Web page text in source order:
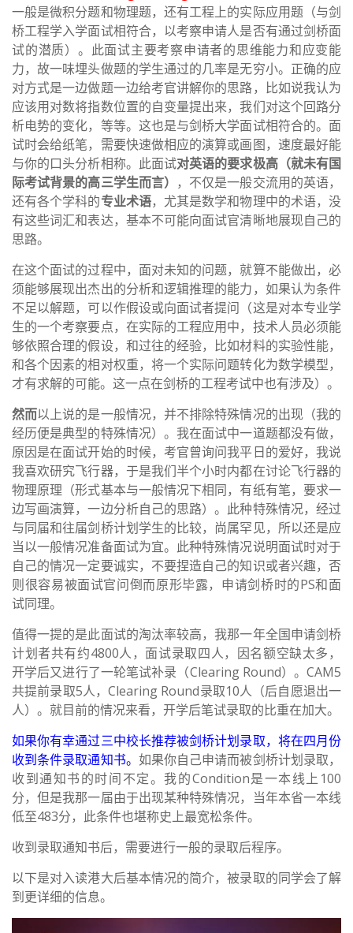
一般是微积分题和物理题，还有工程上的实际应用题（与剑
桥工程学入学面试相符合，以考察申请人是否有通过剑桥面
试的潜质）。此面试主要考察申请者的思维能力和应变能
力，故一味埋头做题的学生通过的几率是无穷小。正确的应
对方式是一边做题一边给考官讲解你的思路，比如说我认为
应该用对数将指数位置的自变量提出来，我们对这个回路分
析电势的变化，等等。这也是与剑桥大学面试相符合的。面
试时会给纸笔，需要快速做相应的演算或画图，速度最好能
与你的口头分析相称。此面试对英语的要求极高（就未有国
际考试背景的高三学生而言） ，不仅是一般交流用的英语，
还有各个学科的专业术语，尤其是数学和物理中的术语，没
有这些词汇和表达，基本不可能向面试官清晰地展现自己的
思路。
在这个面试的过程中，面对未知的问题，就算不能做出，必
须能够展现出杰出的分析和逻辑推理的能力，如果认为条件
不足以解题，可以作假设或向面试者提问（这是对本专业学
生的一个考察要点，在实际的工程应用中，技术人员必须能
够依照合理的假设，和过往的经验，比如材料的实验性能，
和各个因素的相对权重，将一个实际问题转化为数学模型，
才有求解的可能。这一点在剑桥的工程考试中也有涉及）。
然而以上说的是一般情况，并不排除特殊情况的出现（我的
经历便是典型的特殊情况）。我在面试中一道题都没有做，
原因是在面试开始的时候，考官曾询问我平日的爱好，我说
我喜欢研究飞行器，于是我们半个小时内都在讨论飞行器的
物理原理（形式基本与一般情况下相同，有纸有笔，要求一
边写画演算，一边分析自己的思路）。此种特殊情况，经过
与同届和往届剑桥计划学生的比较，尚属罕见，所以还是应
当以一般情况准备面试为宜。此种特殊情况说明面试时对于
自己的情况一定要诚实，不要捏造自己的知识或者兴趣，否
则很容易被面试官问倒而原形毕露，申请剑桥时的PS和面
试同理。
值得一提的是此面试的淘汰率较高，我那一年全国申请剑桥
计划者共有约4800人，面试录取四人，因名额空缺太多，
开学后又进行了一轮笔试补录（Clearing Round）。CAM5
共提前录取5人，Clearing Round录取10人（后自愿退出一
人）。就目前的情况来看，开学后笔试录取的比重在加大。
如果你有幸通过三中校长推荐被剑桥计划录取，将在四月份
收到条件录取通知书。 如果你自己申请而被剑桥计划录取，
收到通知书的时间不定。我的Condition是一本线上100
分，但是我那一届由于出现某种特殊情况，当年本省一本线
低至483分，此条件也堪称史上最宽松条件。
收到录取通知书后，需要进行一般的录取后程序。
以下是对入读港大后基本情况的简介，被录取的同学会了解
到更详细的信息。